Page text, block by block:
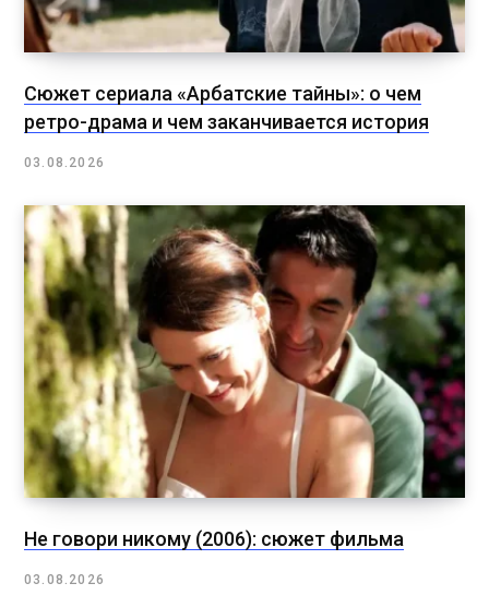
Сюжет сериала «Арбатские тайны»: о чем
ретро-драма и чем заканчивается история
03.08.2026
Не говори никому (2006): сюжет фильма
03.08.2026